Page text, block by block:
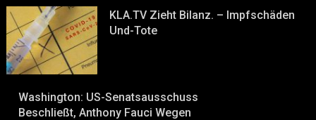
KLA.TV Zieht Bilanz. – Impfschäden
Und-Tote
Washington: US-Senatsausschuss
Beschließt, Anthony Fauci Wegen